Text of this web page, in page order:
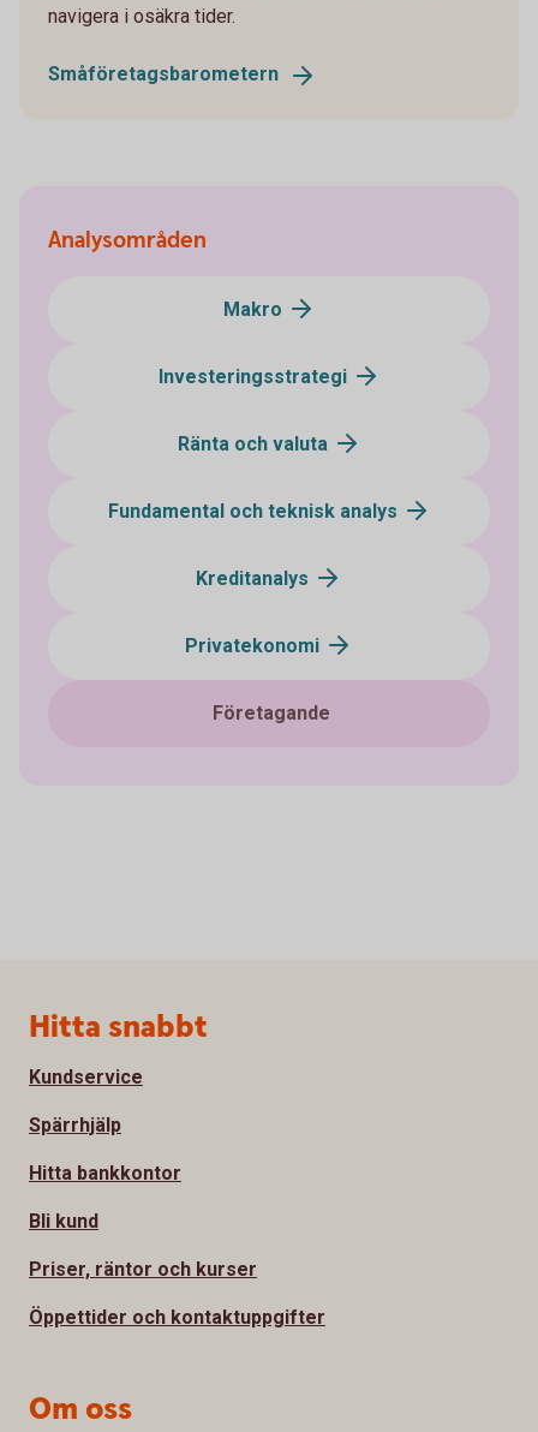
navigera i osäkra tider.
Småföretags­barometern
Analysområden
Makro
Investeringsstrategi
Ränta och valuta
Fundamental och teknisk analys
Kreditanalys
Privatekonomi
Företagande
Sidfot
Hitta snabbt
Kundservice
Spärrhjälp
Hitta bankkontor
Bli kund
Priser, räntor och kurser
Öppettider och kontaktuppgifter
Om oss